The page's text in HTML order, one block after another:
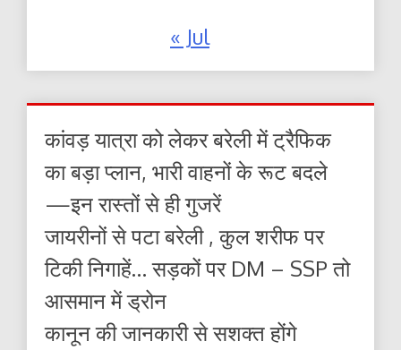
« Jul
कांवड़ यात्रा को लेकर बरेली में ट्रैफिक
का बड़ा प्लान, भारी वाहनों के रूट बदले
—इन रास्तों से ही गुजरें
जायरीनों से पटा बरेली , कुल शरीफ पर
टिकी निगाहें… सड़कों पर DM – SSP तो
आसमान में ड्रोन
कानून की जानकारी से सशक्त होंगे